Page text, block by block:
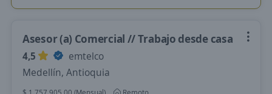
Asesor (a) Comercial // Trabajo desde casa
4,5
emtelco
Medellín, Antioquia